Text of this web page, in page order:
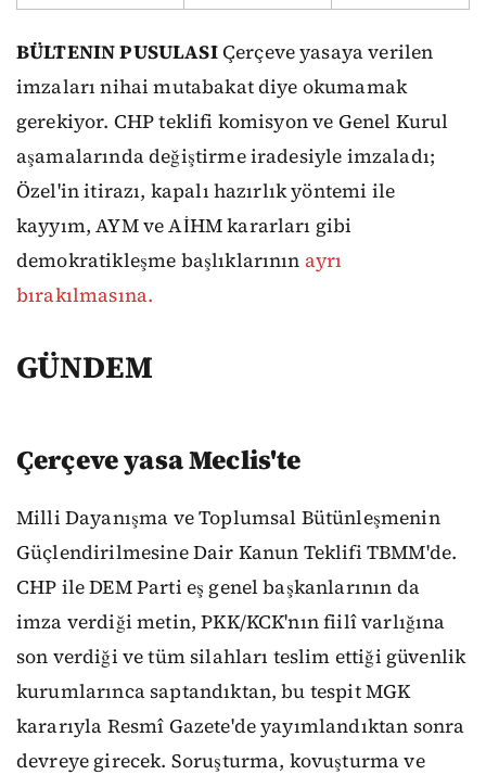
BÜLTENIN PUSULASIÇerçeve yasaya verilen
imzaları nihai mutabakat diye okumamak
gerekiyor. CHP teklifi komisyon ve Genel Kurul
aşamalarında değiştirme iradesiyle imzaladı;
Özel'in itirazı, kapalı hazırlık yöntemi ile
kayyım, AYM ve AİHM kararları gibi
demokratikleşme başlıklarının ayrı
bırakılmasına.
GÜNDEM
Çerçeve yasa Meclis'te
Milli Dayanışma ve Toplumsal Bütünleşmenin
Güçlendirilmesine Dair Kanun Teklifi TBMM'de.
CHP ile DEM Parti eş genel başkanlarının da
imza verdiği metin, PKK/KCK'nın fiilî varlığına
son verdiği ve tüm silahları teslim ettiği güvenlik
kurumlarınca saptandıktan, bu tespit MGK
kararıyla Resmî Gazete'de yayımlandıktan sonra
devreye girecek. Soruşturma, kovuşturma ve